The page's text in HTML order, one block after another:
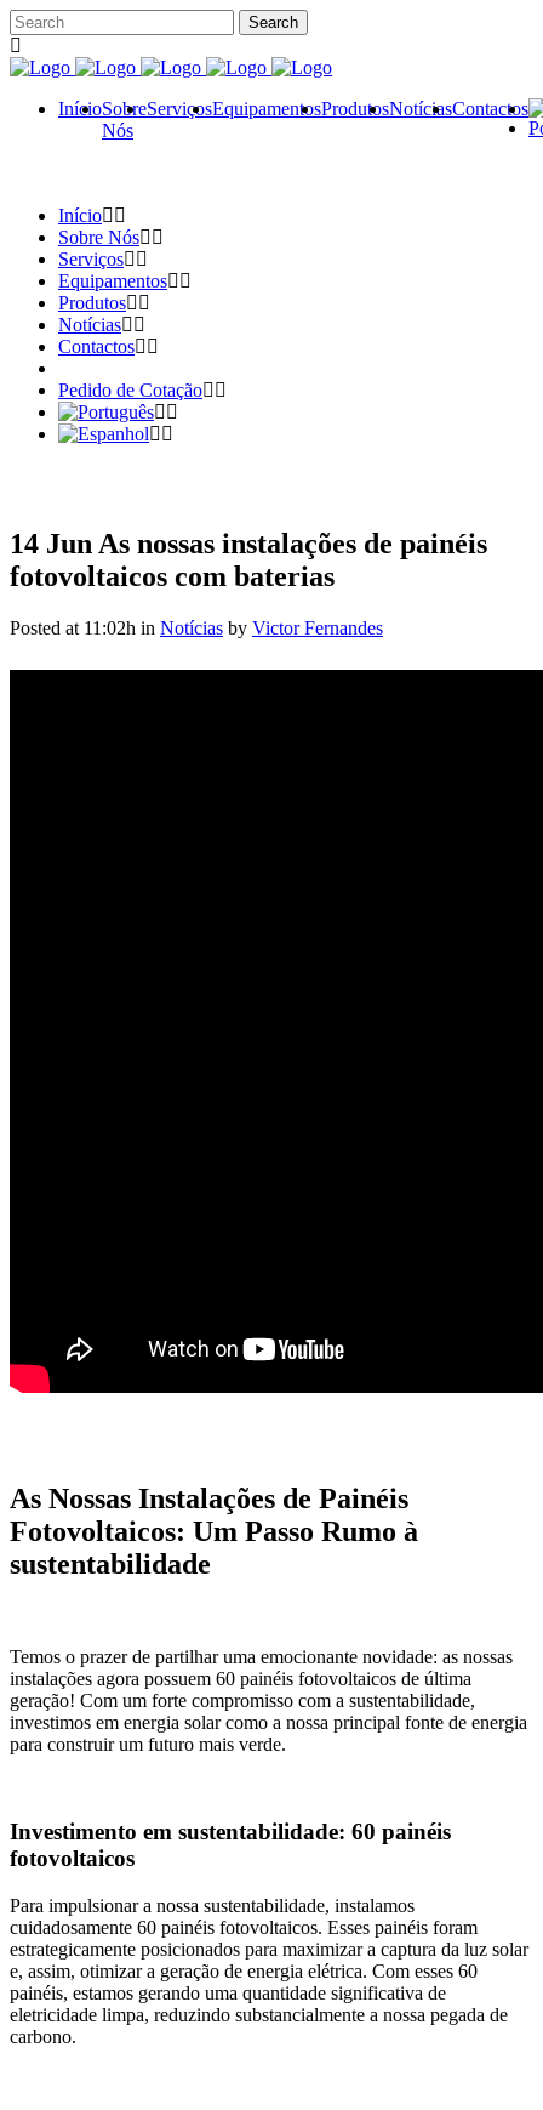
InícioSobre
Nós
ServiçosEquipamentosProdutosNotíciasContactos
Início
Sobre Nós
Serviços
Equipamentos
Produtos
Notícias
Contactos
Pedido de Cotação
14 Jun As nossas instalações de painéis
fotovoltaicos com baterias
Posted at 11:02h in Notícias by Victor Fernandes
As Nossas Instalações de Painéis
Fotovoltaicos: Um Passo Rumo à
sustentabilidade
Temos o prazer de partilhar uma emocionante novidade: as nossas
instalações agora possuem 60 painéis fotovoltaicos de última
geração! Com um forte compromisso com a sustentabilidade,
investimos em energia solar como a nossa principal fonte de energia
para construir um futuro mais verde.
Investimento em sustentabilidade: 60 painéis
fotovoltaicos
Para impulsionar a nossa sustentabilidade, instalamos
cuidadosamente 60 painéis fotovoltaicos. Esses painéis foram
estrategicamente posicionados para maximizar a captura da luz solar
e, assim, otimizar a geração de energia elétrica. Com esses 60
painéis, estamos gerando uma quantidade significativa de
eletricidade limpa, reduzindo substancialmente a nossa pegada de
carbono.